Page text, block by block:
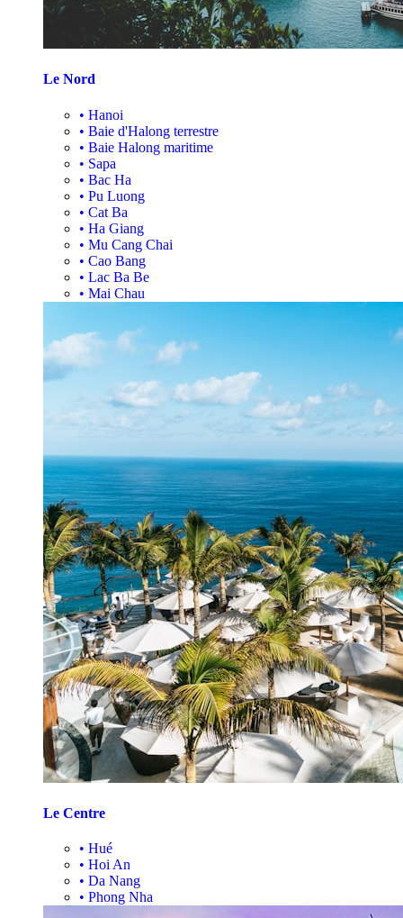
Le Nord
• Hanoi
• Baie d'Halong terrestre
• Baie Halong maritime
• Sapa
• Bac Ha
• Pu Luong
• Cat Ba
• Ha Giang
• Mu Cang Chai
• Cao Bang
• Lac Ba Be
• Mai Chau
Le Centre
• Hué
• Hoi An
• Da Nang
• Phong Nha